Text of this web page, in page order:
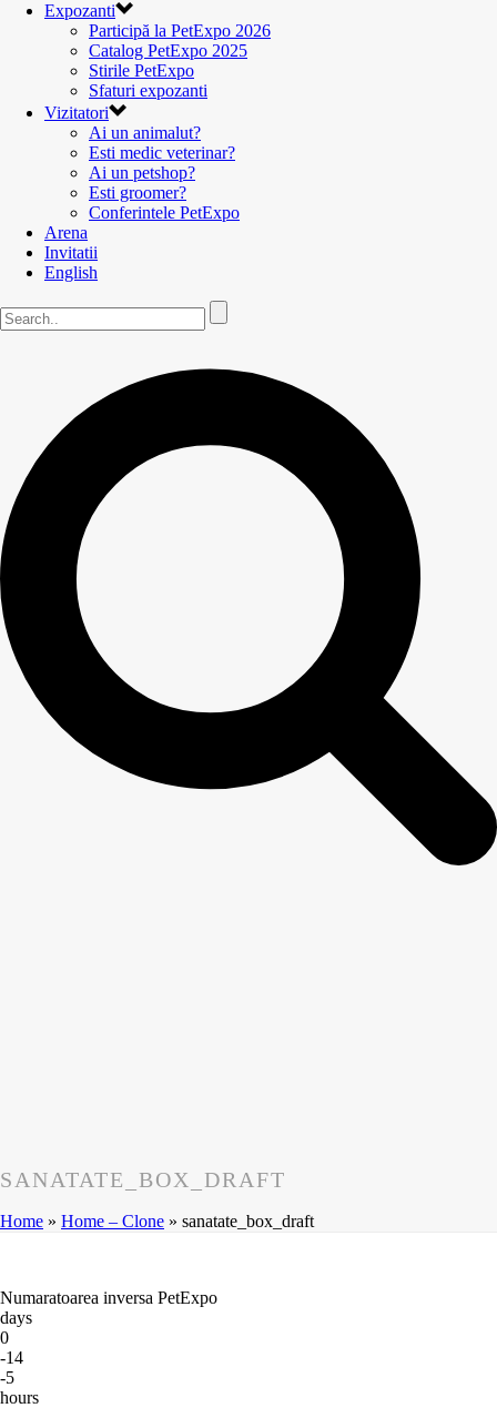
Expozanti
Participă la PetExpo 2026
Catalog PetExpo 2025
Stirile PetExpo
Sfaturi expozanti
Vizitatori
Ai un animalut?
Esti medic veterinar?
Ai un petshop?
Esti groomer?
Conferintele PetExpo
Arena
Invitatii
English
SANATATE_BOX_DRAFT
Home » Home – Clone » sanatate_box_draft
Numaratoarea inversa PetExpo
days
0
-14
-5
hours